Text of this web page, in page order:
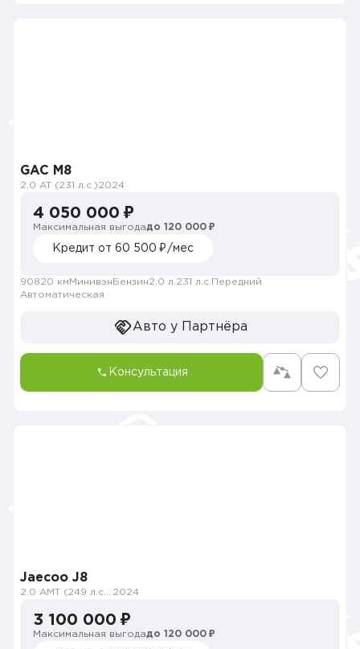
GAC M8
2.0 AT (231 л.с.)2024
4 050 000 ₽
Максимальная выгодадо 120 000 ₽
Кредит от 60 500 ₽/мес
90820 км Минивэн Бензин2.0 л. 231 л.с. Передний
Автоматическая
Авто у Партнёра
Консультация
Jaecoo J8
2024
3 100 000 ₽
Максимальная выгодадо 120 000 ₽